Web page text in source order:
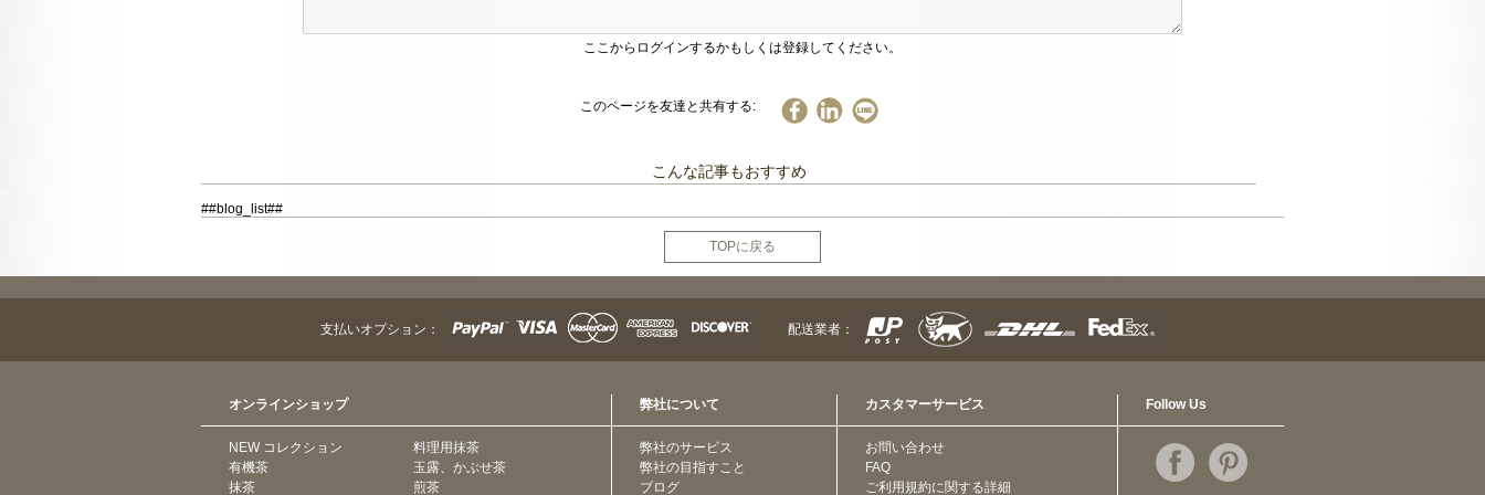
ここからログインするかもしくは登録してください。
このページを友達と共有する:
こんな記事もおすすめ
##blog_list##
TOPに戻る
支払いオプション： 配送業者：
オンラインショップ
NEW コレクション
有機茶
抹茶
料理用抹茶
玉露、かぶせ茶
煎茶
弊社について
弊社のサービス
弊社の目指すこと
ブログ
カスタマーサービス
お問い合わせ
FAQ
ご利用規約に関する詳細
Follow Us